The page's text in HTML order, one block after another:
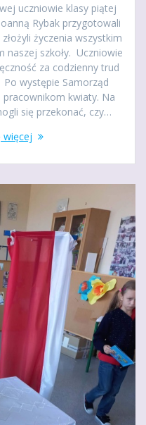
uczniowie klasy piątej
Rybak przygotowali
życzenia wszystkim
naszej szkoły. Uczniowie
za codzienny trud
występie Samorząd
pracownikom kwiaty. Na
się przekonać, czy…
więcej